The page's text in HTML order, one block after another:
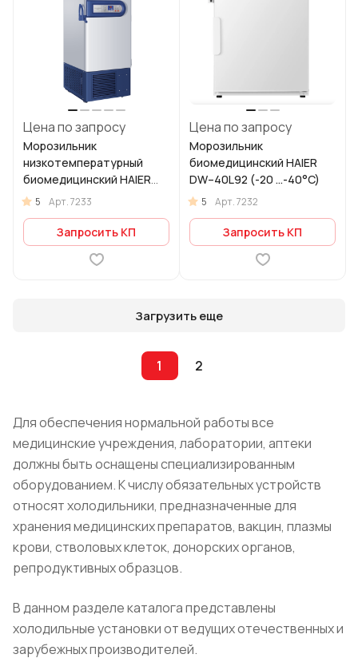
Цена по запросу
Морозильник
низкотемпературный
биомедицинский HAIER
DW-86L338 (−40 …−86 °C)
5 Арт.7233
Запросить КП
Цена по запросу
Морозильник
биомедицинский HAIER
DW–40L92 (-20 ...-40°C)
5 Арт.7232
Запросить КП
Загрузить еще
1 2
Для обеспечения нормальной работы все
медицинские учреждения, лаборатории, аптеки
должны быть оснащены специализированным
оборудованием. К числу обязательных устройств
относят холодильники, предназначенные для
хранения медицинских препаратов, вакцин, плазмы
крови, стволовых клеток, донорских органов,
репродуктивных образцов.
В данном разделе каталога представлены
холодильные установки от ведущих отечественных и
зарубежных производителей.